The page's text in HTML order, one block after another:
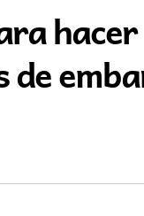
hacer